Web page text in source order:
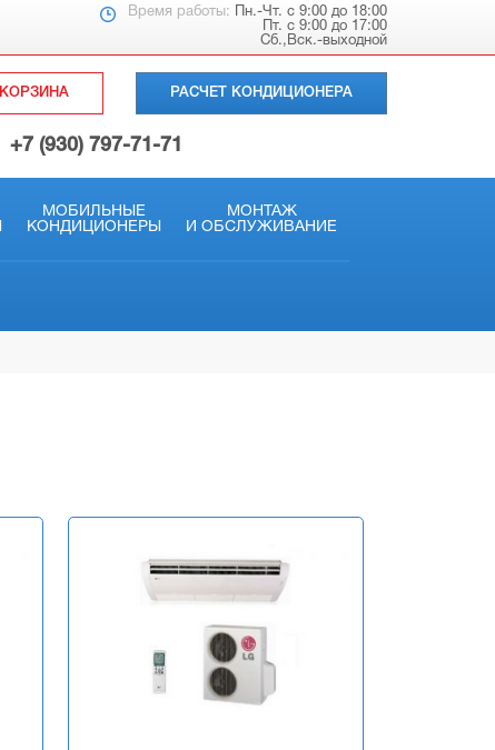
Время работы: Пн.-Чт. с 9:00 до 18:00
Пт. с 9:00 до 17:00
Сб.,Вск.-выходной
КОРЗИНА РАСЧЕТ КОНДИЦИОНЕРА
+7 (930) 797-71-71
МОБИЛЬНЫЕ
КОНДИЦИОНЕРЫ
МОНТАЖ
И ОБСЛУЖИВАНИЕ